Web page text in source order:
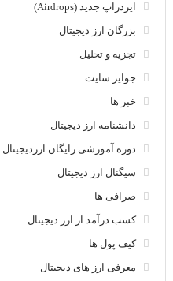
ایردراپ جدید (Airdrops)
بزرگان ارز دیجیتال
تجزیه و تحلیل
جوایز سایت
خبر ها
دانشنامه ارز دیجیتال
دوره آموزشی رایگان ارزدیجیتال
سیگنال ارز دیجیتال
صرافی ها
کسب درآمد از ارز دیجیتال
کیف پول ها
معرفی ارز های دیجیتال